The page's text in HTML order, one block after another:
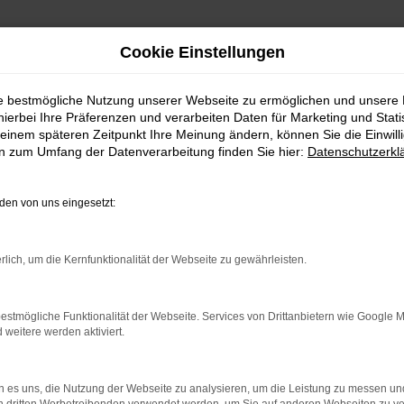
| Lieferservice nach Freudenstadt
| Lieferservice
– IHR SEAT
suchen, empfehlen wir Ihnen einen Seat Arona
sich längst auf dem Weg zu einem Klassiker.
für Freudenstadt im Autohaus Daub kaufen,
sind erst dann zufrieden, wenn keinerlei Mängel mehr
Cookie Einstellungen
bestmögliche Nutzung unserer Webseite zu ermöglichen und unsere
Ihre Präferenzen und verarbeiten Daten für Marketing und
späteren Zeitpunkt Ihre Meinung ändern, können Sie die
zum Umfang der Datenverarbeitung finden Sie hier:
von uns eingesetzt:
um die Kernfunktionalität der Webseite zu gewährleisten.
Funktionalität der Webseite. Services von Drittanbietern wie Google
weitere werden aktiviert.
es uns, die Nutzung der Webseite zu analysieren, um die Leistung zu messen